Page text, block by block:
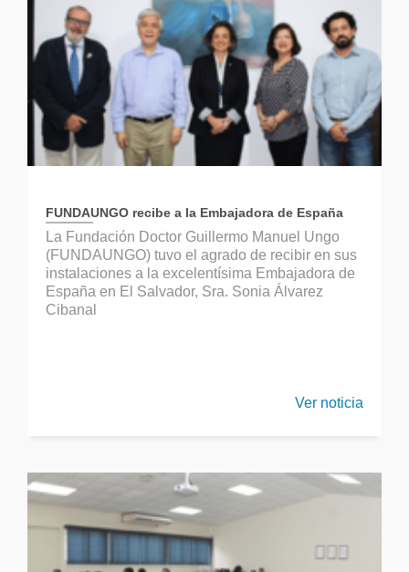
FUNDAUNGO recibe a la Embajadora de España
La Fundación Doctor Guillermo Manuel Ungo
(FUNDAUNGO) tuvo el agrado de recibir en sus
instalaciones a la excelentísima Embajadora de
España en El Salvador, Sra. Sonia Álvarez
Cibanal
Ver noticia